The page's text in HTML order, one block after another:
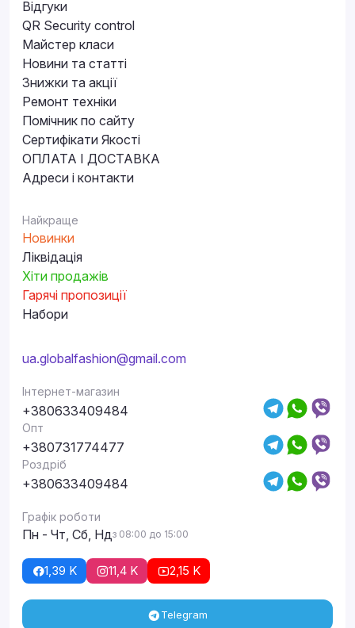
Відгуки
QR Security control
Майстер класи
Новини та статті
Знижки та акції
Ремонт техніки
Помічник по сайту
Сертифікати Якості
ОПЛАТА І ДОСТАВКА
Адреси і контакти
Найкраще
Новинки
Ліквідація
Хіти продажів
Гарячі пропозиції
Набори
ua.globalfashion@gmail.com
Інтернет-магазин
+380633409484
Опт
+380731774477
Роздріб
+380633409484
Графік роботи
Пн - Чт, Сб, Ндз 08:00 до 15:00
1,39 K 11,4 K 2,15 K
Telegram